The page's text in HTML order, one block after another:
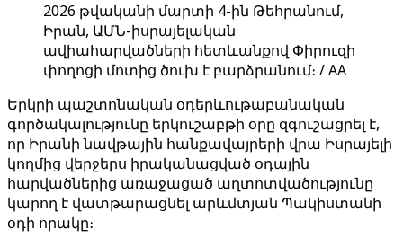
2026 թվականի մարտի 4-ին Թեհրանում,
Իրան, ԱՄՆ-իսրայելական
ավիահարվածների հետևանքով Փիրուզի
փողոցի մոտից ծուխ է բարձրանում։ / AA
Երկրի պաշտոնական օդերևութաբանական
գործակալությունը երկուշաբթի օրը զգուշացրել է,
որ Իրանի նավթային հանքավայրերի վրա Իսրայելի
կողմից վերջերս իրականացված օդային
հարվածներից առաջացած աղտոտվածությունը
կարող է վատթարացնել արևմտյան Պակիստանի
օդի որակը։